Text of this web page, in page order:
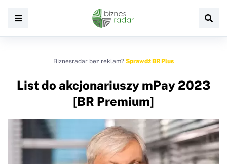
Biznesradar bez reklam? Sprawdź BR Plus
List do akcjonariuszy mPay 2023
[BR Premium]